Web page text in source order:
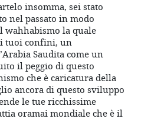
insomma, sei stato
nel passato in modo
wahhabismo la quale
tuoi confini, un
Saudita come un
il peggio di questo
che è caricatura della
ancora di questo sviluppo
le tue ricchissime
oramai mondiale che è il